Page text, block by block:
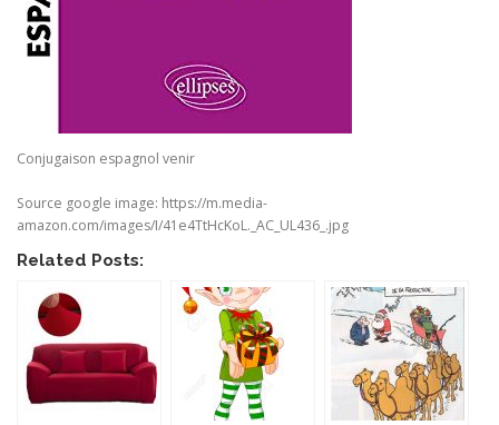
Conjugaison espagnol venir
Source google image: https://m.media-
amazon.com/images/I/41e4TtHcKoL._AC_UL436_.jpg
Related Posts: